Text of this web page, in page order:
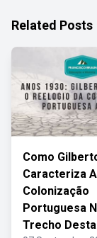
Related Posts
Como
Caracteriza A
Colonização
Portuguesa
Trecho